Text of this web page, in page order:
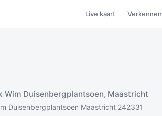
Live kaart Verkennen
Wim Duisenbergplantsoen, Maastricht
Duisenbergplantsoen Maastricht 242331